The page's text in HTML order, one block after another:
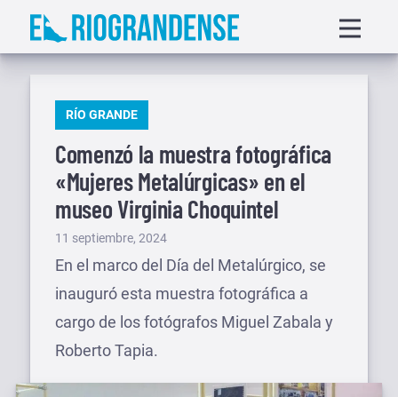
Saltar
menu
PUBLICADO
RÍO GRANDE
Comenzó la muestra fotográfica
«Mujeres Metalúrgicas» en el
museo Virginia Choquintel
Publicado
el
11 septiembre, 2024
En el marco del Día del Metalúrgico, se
inauguró esta muestra fotográfica a
cargo de los fotógrafos Miguel Zabala y
Roberto Tapia.